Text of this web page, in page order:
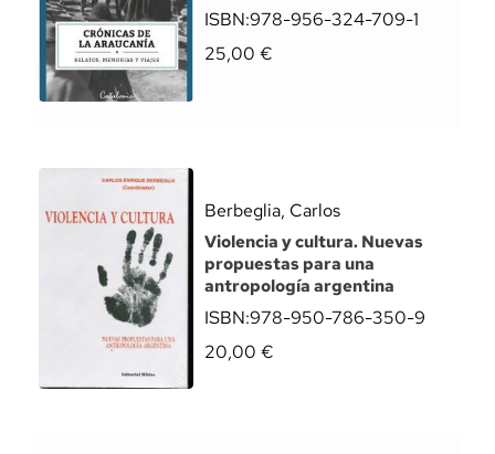
ISBN:978-956-324-709-1
25,00 €
Berbeglia, Carlos
Violencia y cultura. Nuevas
propuestas para una
antropología argentina
ISBN:978-950-786-350-9
20,00 €